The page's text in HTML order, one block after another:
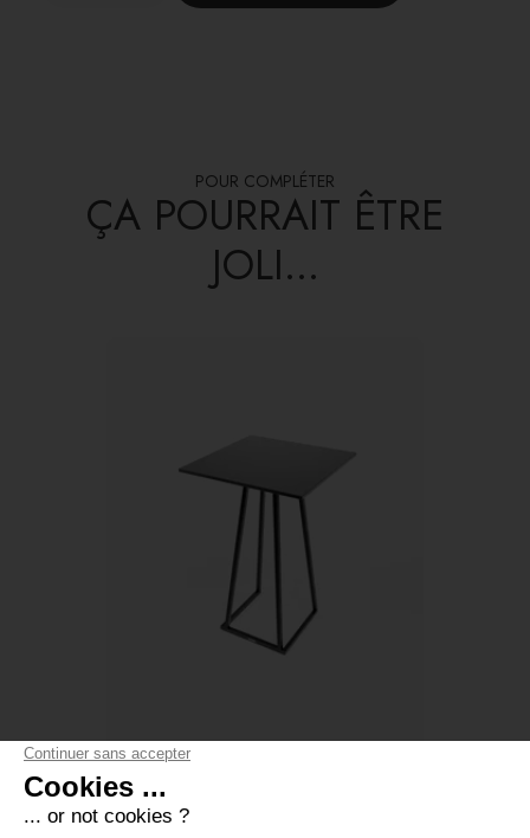
POUR COMPLÉTER
ÇA POURRAIT ÊTRE
JOLI...